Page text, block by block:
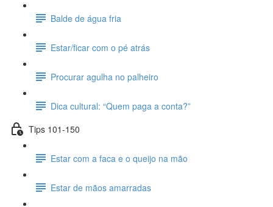
Balde de água fria
Estar/ficar com o pé atrás
Procurar agulha no palheiro
Dica cultural: “Quem paga a conta?”
Tips 101-150
Estar com a faca e o queijo na mão
Estar de mãos amarradas